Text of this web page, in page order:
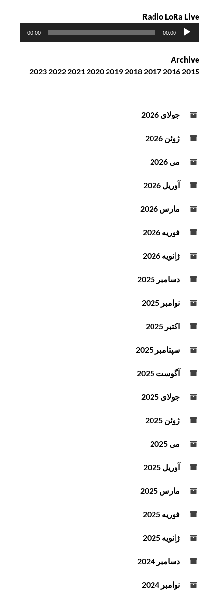
Radio LoRa Live
ک
ن
ه
و
00:00
00:00
Archive
2015
2016
2017
2018
2019
2020
2021
2022
2023
جولای 2026
ژوئن 2026
می 2026
آوریل 2026
مارس 2026
فوریه 2026
ژانویه 2026
دسامبر 2025
نوامبر 2025
اکتبر 2025
سپتامبر 2025
آگوست 2025
جولای 2025
ژوئن 2025
می 2025
آوریل 2025
مارس 2025
فوریه 2025
ژانویه 2025
دسامبر 2024
نوامبر 2024